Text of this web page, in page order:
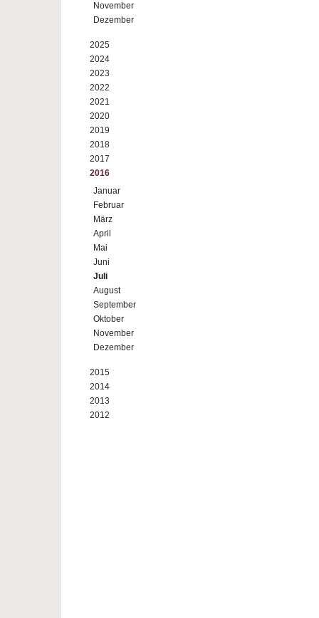
November
Dezember
2025
2024
2023
2022
2021
2020
2019
2018
2017
2016
Januar
Februar
März
April
Mai
Juni
Juli
August
September
Oktober
November
Dezember
2015
2014
2013
2012